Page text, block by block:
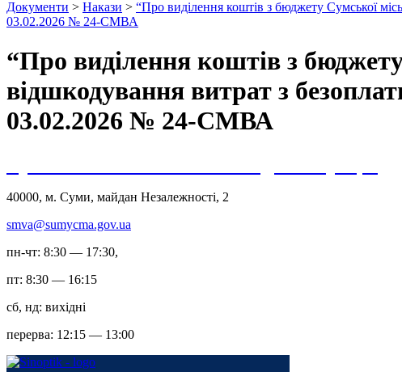
Документи > Накази > “Про виділення коштів з бюджету Сумської
03.02.2026 № 24-СМВА
“Про виділення коштів з
відшкодування витрат з
03.02.2026 № 24-СМВА
40000, м. Суми, майдан Незалежності, 2
smva@sumycma.gov.ua
пн-чт: 8:30 — 17:30,
пт: 8:30 — 16:15
сб, нд: вихідні
перерва: 12:15 — 13:00